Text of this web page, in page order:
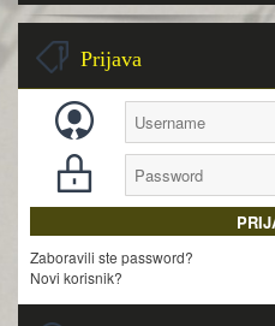
Prijava
Zaboravili ste password?
Novi korisnik?